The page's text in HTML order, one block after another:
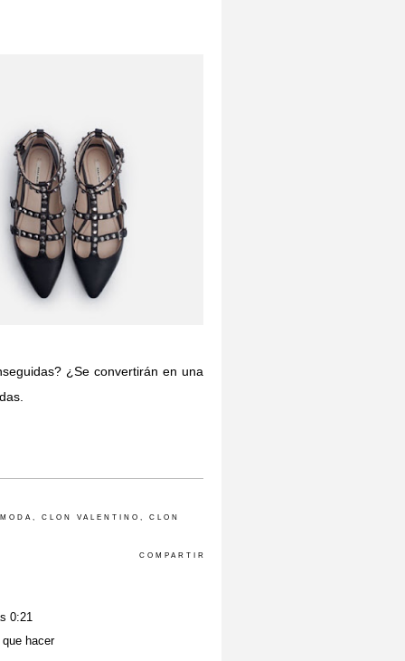
¿Se convertirán en una
CLON VALENTINO CLON
COMPARTIR
0:21
hacer